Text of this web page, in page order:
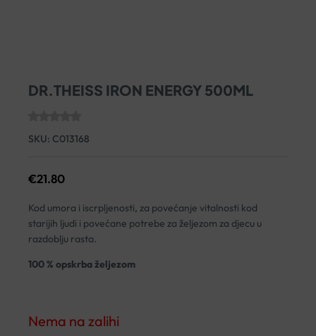
DR.THEISS IRON ENERGY 500ML
SKU: C013168
€21.80
Kod umora i iscrpljenosti, za povećanje vitalnosti kod
starijih ljudi i povećane potrebe za željezom za djecu u
razdoblju rasta.
100 % opskrba željezom
Nema na zalihi